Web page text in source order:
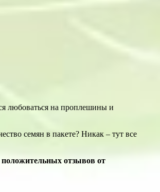
любоваться на проплешины и
семян в пакете? Никак – тут все
положительных отзывов от